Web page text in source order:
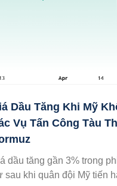
Dầu Tăng Khi Mỹ
Vụ Tấn Công Tàu
dầu tăng gần 3% trong
sau khi quân đội Mỹ tiến